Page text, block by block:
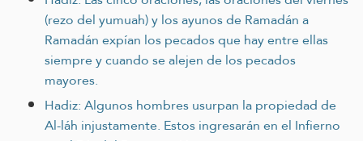
(rezo del yumuah) y los ayunos de Ramadán a
Ramadán expían los pecados que hay entre ellas
siempre y cuando se alejen de los pecados
mayores.
Hadiz: Algunos hombres usurpan la propiedad de
Al-láh injustamente. Estos ingresarán en el Infierno